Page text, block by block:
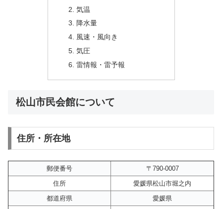
気温
降水量
風速・風向き
気圧
雷情報・雷予報
松山市民会館について
住所・所在地
郵便番号
〒790-0007
住所
愛媛県松山市堀之内
都道府県
愛媛県